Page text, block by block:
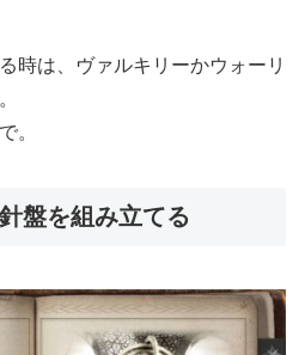
時は、ヴァルキリーかウォーリ
。
盤を組み立てる